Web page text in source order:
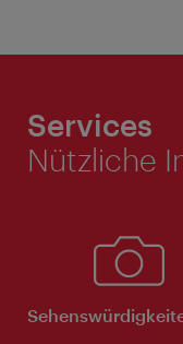
Services
Nützliche